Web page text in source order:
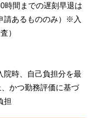
時間までの遅刻早退は
請あるもののみ）※入
）
院時、自己負担分を最
かつ勤務評価に基づ
担